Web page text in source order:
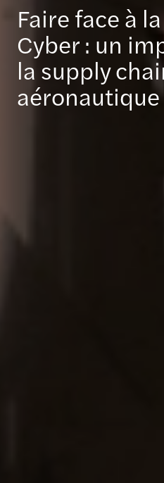
Faire face à
Cyber : un
la supply
aéronautique